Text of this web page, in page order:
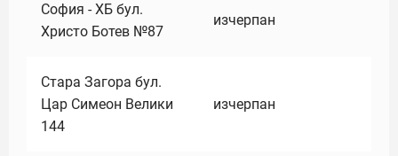
София - ХБ бул.
Христо Ботев №87
изчерпан
Стара Загора бул.
Цар Симеон Велики
144
изчерпан